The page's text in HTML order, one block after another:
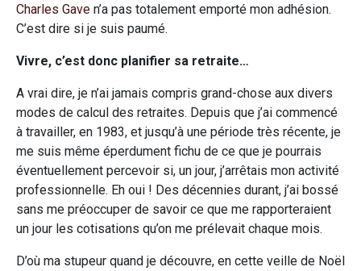
Charles Gave n’a pas totalement emporté mon adhésion.
C’est dire si je suis paumé.
Vivre, c’est donc planifier sa retraite…
A vrai dire, je n’ai jamais compris grand-chose aux divers
modes de calcul des retraites. Depuis que j’ai commencé
à travailler, en 1983, et jusqu’à une période très récente, je
me suis même éperdument fichu de ce que je pourrais
éventuellement percevoir si, un jour, j’arrêtais mon activité
professionnelle. Eh oui ! Des décennies durant, j’ai bossé
sans me préoccuper de savoir ce que me rapporteraient
un jour les cotisations qu’on me prélevait chaque mois.
D’où ma stupeur quand je découvre, en cette veille de Noël